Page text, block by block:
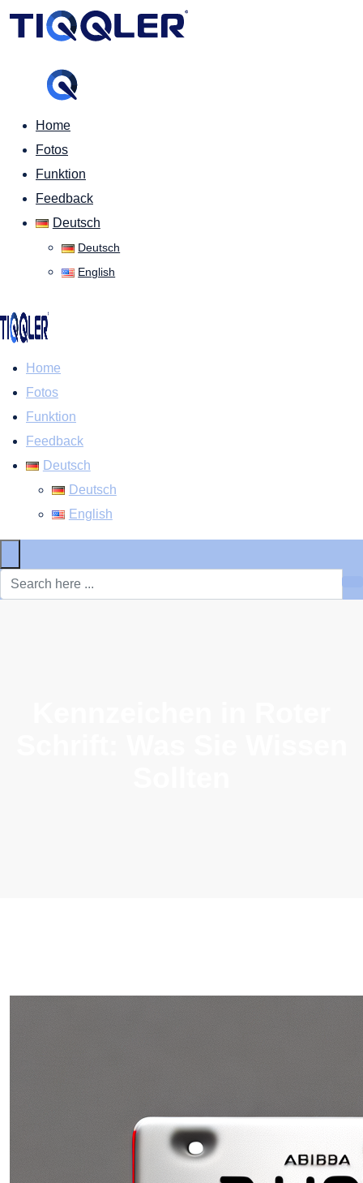
Home
Fotos
Funktion
Feedback
Deutsch
Deutsch
English
Home
Fotos
Funktion
Feedback
Deutsch
Deutsch
English